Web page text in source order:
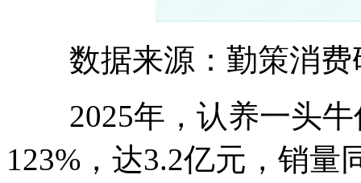
数据来源：勤策消费
2025年，认养一头牛
123%，达3.2亿元，销量